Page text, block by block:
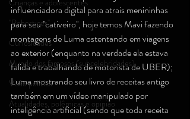
Crianças e adolescentes
''Robertices''
Curiosidades
Mundo dos famosos (subcelebridades)
Visão política
Atualidades, polêmicas e opinião
influenciadora digital para atrais menininhas
para seu ''cativeiro'', hoje temos Mavi fazendo
montagens de Luma ostentando em viagens
ao exterior (enquanto na verdade ela estava
falida e trabalhando de motorista de UBER);
Luma mostrando seu livro de receitas antigo
também em um vídeo manipulado por
inteligência artificial (sendo que toda receita